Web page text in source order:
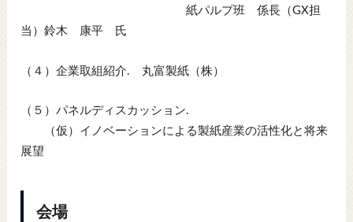
紙パルプ班 係長（GX担
当）鈴木 康平 氏
（４）企業取組紹介. 丸富製紙（株）
（５）パネルディスカッション.
（仮）イノベーションによる製紙産業の活性化と将来
展望
会場